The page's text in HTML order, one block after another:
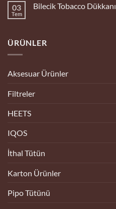
Tobacco
03
Tem
Bilecik Tobacco Dükkanı
Dükkanı
ÜRÜNLER
Aksesuar Ürünler
Filtreler
HEETS
IQOS
İthal Tütün
Karton Ürünler
Pipo Tütünü